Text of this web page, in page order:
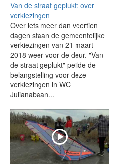
Van de straat geplukt: over
verkiezingen
Over iets meer dan veertien
dagen staan de gemeentelijke
verkiezingen van 21 maart
2018 weer voor de deur. "Van
de straat geplukt" peilde de
belangstelling voor deze
verkiezingen in WC
Julianabaan...